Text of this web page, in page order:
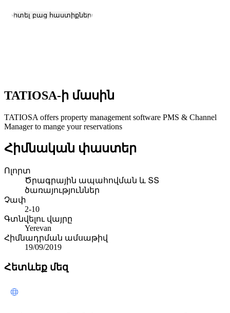
Դիտել բաց հաստիքները
TATIOSA-ի մասին
TATIOSA offers property management software PMS & Channel
Manager to mange your reservations
Հիմնական փաստեր
Ոլորտ
Ծրագրային ապահովման և ՏՏ
ծառայություններ
Չափ
2-10
Գտնվելու վայրը
Yerevan
Հիմնադրման ամսաթիվ
19/09/2019
Հետևեք մեզ